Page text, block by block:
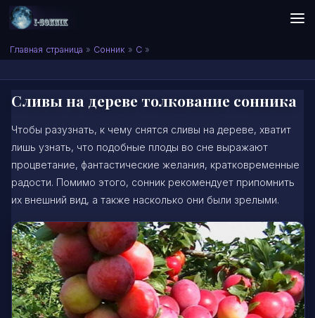
Skip to content
Сонник I-SONNIK.COM
Главная страница » Сонник » С »
Сливы на дереве толкование сонника
Чтобы разузнать, к чему снятся сливы на дереве, хватит
лишь узнать, что подобные плоды во сне выражают
процветание, фантастические желания, кратковременные
радости. Помимо этого, сонник рекомендует припомнить
их внешний вид, а также насколько они были зрелыми.